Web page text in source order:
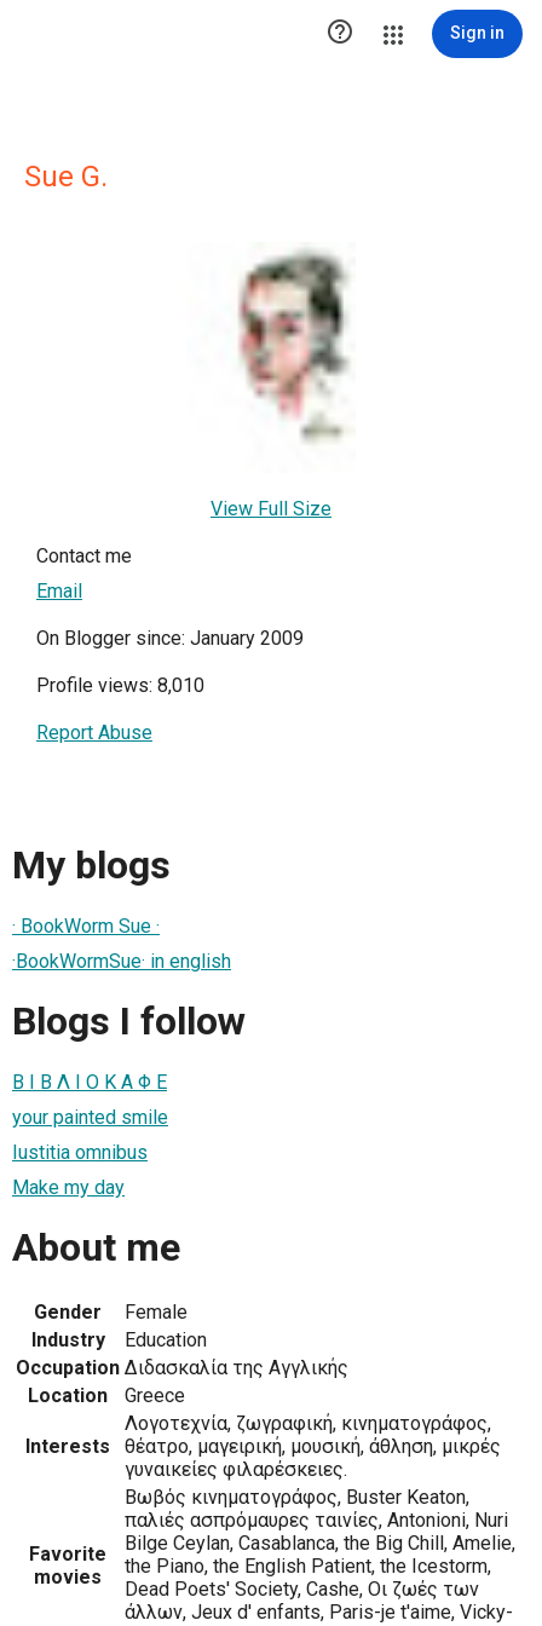
 Sign in
Sue G.
View Full Size
Contact me
Email
On Blogger since: January 2009
Profile views: 8,010
Report Abuse
My blogs
· BookWorm Sue ·
·BookWormSue· in english
Blogs I follow
Β Ι Β Λ Ι Ο Κ Α Φ Ε
your painted smile
Iustitia omnibus
Make my day
About me
Gender
Female
Industry
Education
Occupation Διδασκαλία της Αγγλικής
Location
Greece
Interests
Λογοτεχνία, ζωγραφική, κινηματογράφος,
θέατρο, μαγειρική, μουσική, άθληση, μικρές
γυναικείες φιλαρέσκειες.
Favorite
movies
Βωβός κινηματογράφος, Buster Keaton,
παλιές ασπρόμαυρες ταινίες, Antonioni, Nuri
Bilge Ceylan, Casablanca, the Big Chill, Amelie,
the Piano, the English Patient, the Icestorm,
Dead Poets' Society, Cashe, Οι ζωές των
άλλων, Jeux d' enfants, Paris-je t'aime, Vicky-